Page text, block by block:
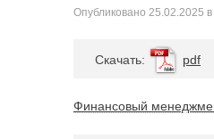
Опубликовано 25.02.2025
Cкачать: pdf
Финансовый